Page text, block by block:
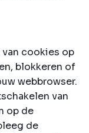
cookies op
blokkeren of
webbrowser.
van
op de
de